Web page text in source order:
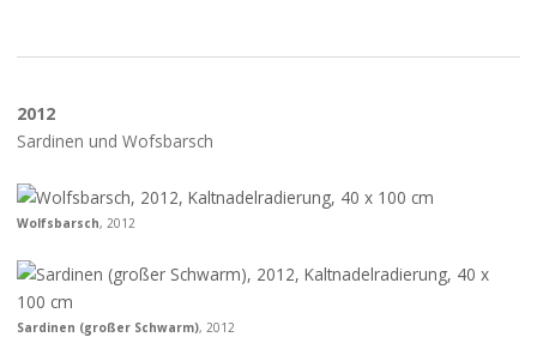
2012
Sardinen und Wofsbarsch
Wolfsbarsch, 2012
Sardinen (großer Schwarm), 2012